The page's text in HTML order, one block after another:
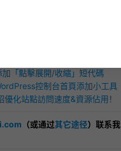
「點擊展開/收縮」短代碼
控制台首頁添加小工具
化站點訪問速度&資源佔用！
（或通过其它途径）联系我